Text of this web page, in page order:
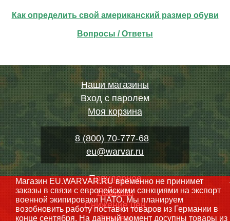
Как определить свой американский размер обуви
Вопросы / Ответы
Наши магазины
Вход с паролем
Моя корзина
8 (800) 70-777-68
eu@warvar.ru
Популярное
Новинки
Снижение цен
Отзывы
Магазин EU.WARVAR.RU временно не принимет
заказы в связи с европейскими санкциями на экспорт
военной экипироваки НАТО. Мы планируем
возобновить работу поставки товаров из Германии в
конце сентября. На данный момент досупны товары из